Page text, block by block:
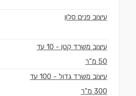
עיצוב פנים סלון
עיצוב משרד קטן - 10 עד
50 מ"ר
עיצוב משרד גדול - 100 עד
300 מ"ר